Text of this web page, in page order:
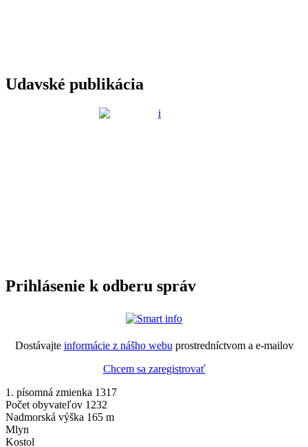
Udavské publikácia
Prihlásenie k odberu správ
Dostávajte informácie z nášho webu prostredníctvom a e-mailov
Chcem sa zaregistrovať
1. písomná zmienka 1317
Počet obyvateľov 1232
Nadmorská výška 165 m
Mlyn
Kostol